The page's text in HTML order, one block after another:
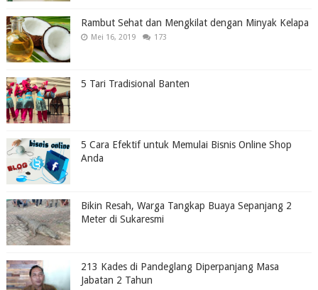
Rambut Sehat dan Mengkilat dengan Minyak Kelapa
Mei 16, 2019 173
5 Tari Tradisional Banten
5 Cara Efektif untuk Memulai Bisnis Online Shop
Anda
Bikin Resah, Warga Tangkap Buaya Sepanjang 2
Meter di Sukaresmi
213 Kades di Pandeglang Diperpanjang Masa
Jabatan 2 Tahun